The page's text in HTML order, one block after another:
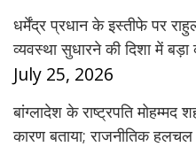
धर्मेंद्र प्रधान के इस्तीफे पर
व्यवस्था सुधारने की दिशा में
July 25, 2026
बांग्लादेश के राष्ट्रपति मोहम्मद
कारण बताया; राजनीतिक